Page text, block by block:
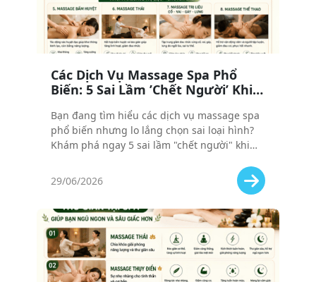
Các Dịch Vụ Massage Spa Phổ
Biến: 5 Sai Lầm ’Chết Người’ Khi
Bạn đang tìm hiểu các dịch vụ massage spa
phổ biến nhưng lo lắng chọn sai loại hình?
Khám phá ngay 5 sai lầm "chết người" khi
trình cho cơ thể bạn!
29/06/2026